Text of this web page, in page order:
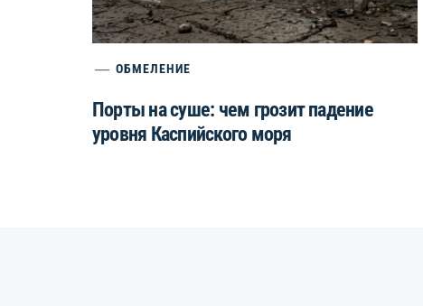
ОБМЕЛЕНИЕ
Порты на суше: чем грозит падение
уровня Каспийского моря